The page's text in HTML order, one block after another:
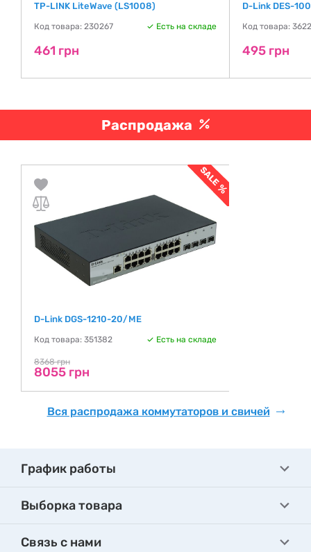
TP-LINK LiteWave (LS1008)
Код товара: 230267 Есть на складе
461 грн
D-Link DES-
Код товара:
495 грн
Распродажа
D-Link DGS-1210-20/ME
Код товара: 351382 Есть на складе
8368 грн
8055 грн
Вся распродажа коммутаторов и свичей
График работы
Выборка товара
Связь с нами